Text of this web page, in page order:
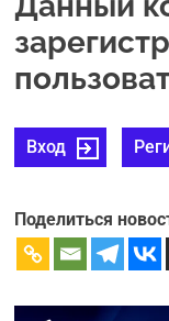
Вход
Поделиться